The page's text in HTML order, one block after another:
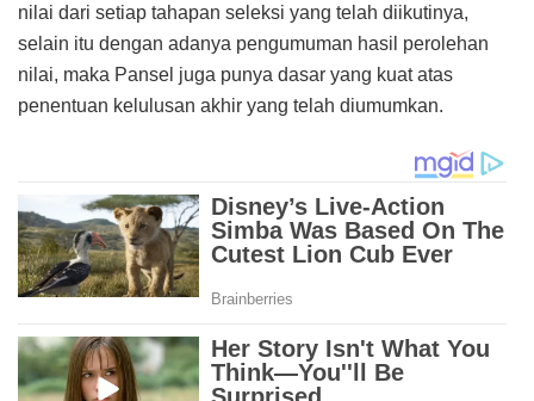
nilai dari setiap tahapan seleksi yang telah diikutinya,
selain itu dengan adanya pengumuman hasil perolehan
nilai, maka Pansel juga punya dasar yang kuat atas
penentuan kelulusan akhir yang telah diumumkan.